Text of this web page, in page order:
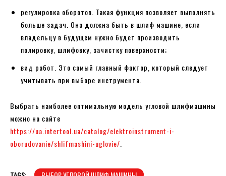
регулировка оборотов. Такая функция позволяет выполнять
больше задач. Она должна быть в шлиф машине, если
владельцу в будущем нужно будет производить
полировку, шлифовку, зачистку поверхности;
вид работ. Это самый главный фактор, который следует
учитывать при выборе инструмента.
Выбрать наиболее оптимальную модель угловой шлифмашины
можно на сайте
https://ua.intertool.ua/catalog/elektroinstrument-i-
oborudovanie/shlifmashini-uglovie/